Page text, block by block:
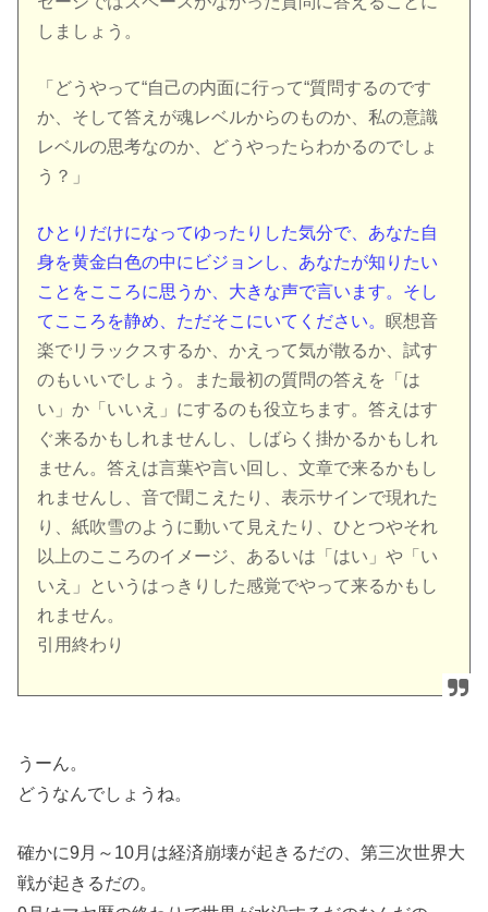
しましょう。
「どうやって“自己の内面に行って“質問するのです
か、そして答えが魂レベルからのものか、私の意識
レベルの思考なのか、どうやったらわかるのでしょ
う？」
ひとりだけになってゆったりした気分で、あなた自
身を黄金白色の中にビジョンし、あなたが知りたい
ことをこころに思うか、大きな声で言います。そし
てこころを静め、ただそこにいてください。瞑想音
楽でリラックスするか、かえって気が散るか、試す
のもいいでしょう。また最初の質問の答えを「は
い」か「いいえ」にするのも役立ちます。答えはす
ぐ来るかもしれませんし、しばらく掛かるかもしれ
ません。答えは言葉や言い回し、文章で来るかもし
れませんし、音で聞こえたり、表示サインで現れた
り、紙吹雪のように動いて見えたり、ひとつやそれ
以上のこころのイメージ、あるいは「はい」や「い
いえ」というはっきりした感覚でやって来るかもし
れません。
引用終わり
うーん。
どうなんでしょうね。
確かに9月～10月は経済崩壊が起きるだの、第三次世界大
戦が起きるだの。